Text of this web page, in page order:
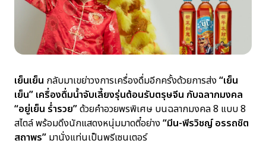
ร่วมงานกับเรา
ติดต่อเรา
TANLAND
เย็นเย็น กลับมาเขย่าวงการเครื่องดื่มอีกครั้งด้วยการส่ง“เย็น
เย็น” เครื่องดื่มน้ำจับเลี้ยงรุ่นต้อนรับตรุษจีน กับฉลากมงคล
“อยู่เย็น ร่ำรวย”ด้วยคำอวยพรพิเศษ บนฉลากมงคล 8 แบบ 8
สไตล์ พร้อมดึงนักแสดงหนุ่มมาดตี๋อย่าง“มีน-พีรวิชญ์ อรรถชิต
สถาพร” มานั่งแท่นเป็นพรีเซนเตอร์